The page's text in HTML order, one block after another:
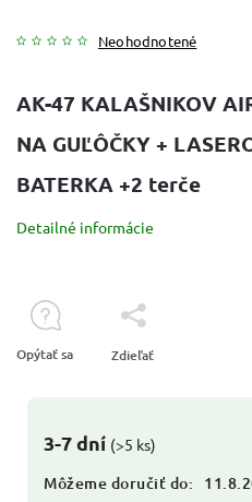
Neohodnotené
3-7 dní (>5 ks)
Môžeme doručiť do:
AK-47 KALAŠNIKOV
NA GUĽÔČKY +
BATERKA +2 terče
Detailné informácie
Opýtať sa Zdieľať